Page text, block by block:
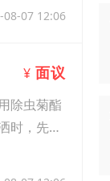
08-07 12:06
¥ 面议
除虫菊酯
，先在